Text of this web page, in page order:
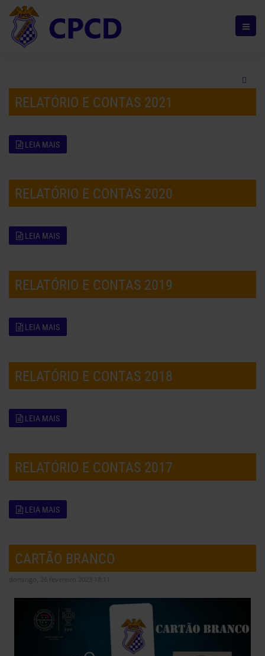
RELATÓRIO E CONTAS 2021
LEIA MAIS
RELATÓRIO E CONTAS 2020
LEIA MAIS
RELATÓRIO E CONTAS 2019
LEIA MAIS
RELATÓRIO E CONTAS 2018
LEIA MAIS
RELATÓRIO E CONTAS 2017
LEIA MAIS
CARTÃO BRANCO
domingo, 26 fevereiro 2023 18:11